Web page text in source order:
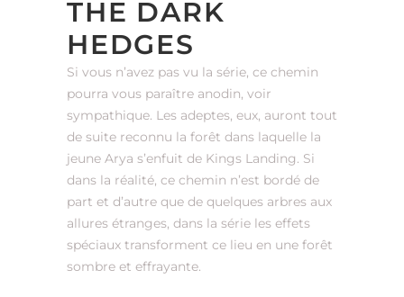
THE DARK
HEDGES
Si vous n’avez pas vu la série, ce chemin
pourra vous paraître anodin, voir
sympathique. Les adeptes, eux, auront tout
de suite reconnu la forêt dans laquelle la
jeune Arya s’enfuit de Kings Landing. Si
dans la réalité, ce chemin n’est bordé de
part et d’autre que de quelques arbres aux
allures étranges, dans la série les effets
spéciaux transforment ce lieu en une forêt
sombre et effrayante.